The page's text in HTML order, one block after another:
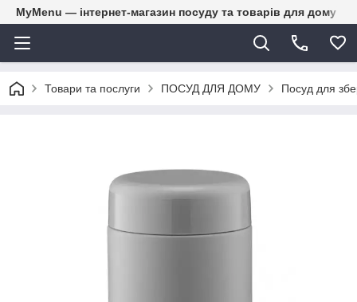
MyMenu — інтернет-магазин посуду та товарів для дому
Товари та послуги ПОСУД ДЛЯ ДОМУ Посуд для